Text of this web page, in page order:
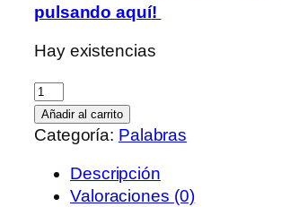
pulsando aquí!
Hay existencias
Inolvidable
cantidad
Añadir al carrito
Categoría: Palabras
Descripción
Valoraciones (0)